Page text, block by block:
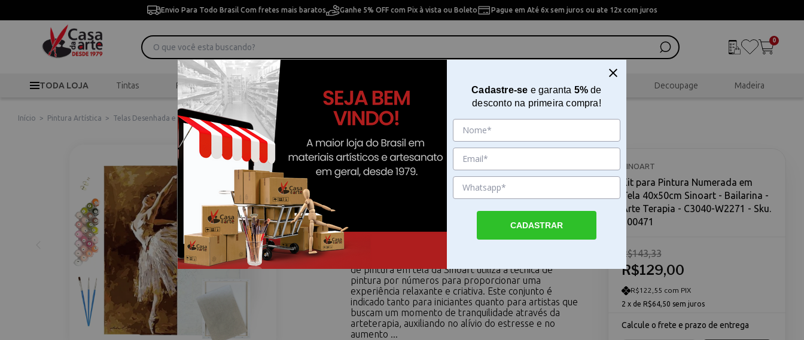
Envio Para Todo Brasil Com fretes mais baratos Ganhe 5% OFF com Pix à vista ou Boleto Pague em Até 6x sem juros ou ate 12x com juros
0
TODA LOJA Tintas Pincéis Desenho Pintura Artesanal Scrapbook Decoupage Madeira
Início > Pintura Artística > Telas Desenhada e Riscada Kit para Pintura Numerada em Tela 40x50cm Sinoart - Bailarina - Arte Terapia - C3040-W2271
Kit para Pintura Numerada em Tela
40x50cm Sinoart - Bailarina - Arte Terapia
- C3040-W2271
de pintura em tela da Sinoart utiliza a técnica de
pintura por números para proporcionar uma
experiência relaxante e criativa. Este conjunto é
indicado tanto para iniciantes quanto para artistas que
buscam um momento de tranquilidade através da
arteterapia, auxiliando no alívio do estresse e no
aumento ...
SINOART
Kit para Pintura Numerada em
Tela 40x50cm Sinoart - Bailarina -
Arte Terapia - C3040-W2271 - Sku.
200471
R$129,00
R$143,33
R$122,55 com PIX
2 x de R$64,50 sem juros
Calcule o frete e prazo de entrega
Cadastre-se e garanta 5%de
desconto na primeira compra!
CADASTRAR